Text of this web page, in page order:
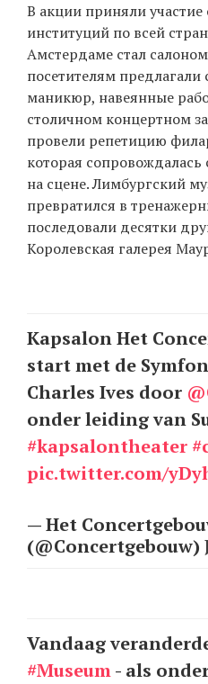
В акции приняли участие
институций по всей
Амстердаме стал
посетителям
маникюр, навеянные
столичном концертном
провели репетицию
которая
на сцене. Лимбургский
превратился в
последовали десятки
Королевская галерея
Kapsalon Het
start met de
Charles Ives door
onder leiding van
#kapsalontheater
pic.twitter.com/
— Het
(@Concertgebouw)
Vandaag
#Museum- als